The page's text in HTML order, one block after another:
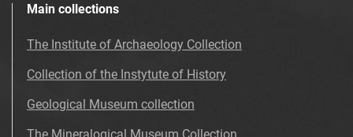
Main collections
The Institute of Archaeology Collection
Collection of the Instytute of History
Geological Museum collection